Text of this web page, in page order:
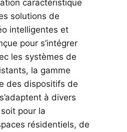
caractéristique
solutions de
intelligentes et
pour s’intégrer
les systèmes de
la gamme
des dispositifs de
à divers
pour la
résidentiels, de